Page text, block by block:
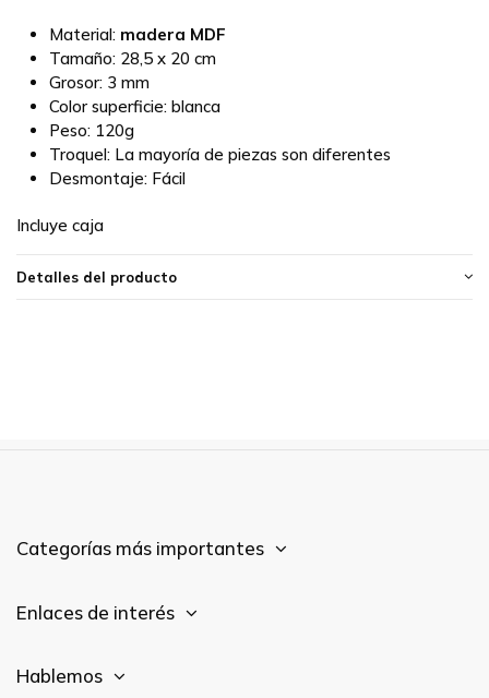
Material: madera MDF
Tamaño: 28,5 x 20 cm
Grosor: 3 mm
Color superficie: blanca
Peso: 120g
Troquel: La mayoría de piezas son diferentes
Desmontaje: Fácil
Incluye caja
Detalles del producto
Categorías más importantes
Enlaces de interés
Hablemos